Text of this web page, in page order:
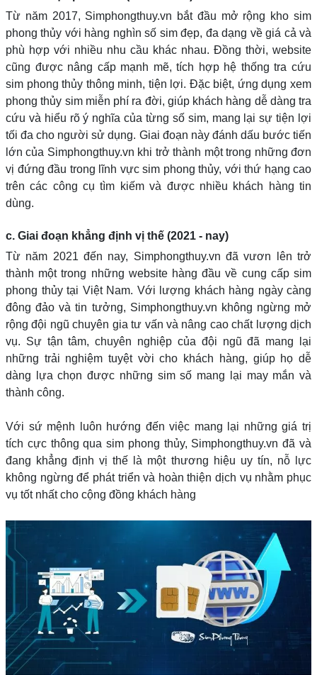
Từ năm 2017, Simphongthuy.vn bắt đầu mở rộng kho sim
phong thủy với hàng nghìn số sim đẹp, đa dạng về giá cả và
phù hợp với nhiều nhu cầu khác nhau. Đồng thời, website
cũng được nâng cấp mạnh mẽ, tích hợp hệ thống tra cứu
sim phong thủy thông minh, tiện lợi. Đặc biệt, ứng dụng xem
phong thủy sim miễn phí ra đời, giúp khách hàng dễ dàng tra
cứu và hiểu rõ ý nghĩa của từng số sim, mang lại sự tiện lợi
tối đa cho người sử dụng. Giai đoạn này đánh dấu bước tiến
lớn của Simphongthuy.vn khi trở thành một trong những đơn
vị đứng đầu trong lĩnh vực sim phong thủy, với thứ hạng cao
trên các công cụ tìm kiếm và được nhiều khách hàng tin
dùng.
c. Giai đoạn khẳng định vị thế (2021 - nay)
Từ năm 2021 đến nay, Simphongthuy.vn đã vươn lên trở
thành một trong những website hàng đầu về cung cấp sim
phong thủy tại Việt Nam. Với lượng khách hàng ngày càng
đông đảo và tin tưởng, Simphongthuy.vn không ngừng mở
rộng đội ngũ chuyên gia tư vấn và nâng cao chất lượng dịch
vụ. Sự tận tâm, chuyên nghiệp của đội ngũ đã mang lại
những trải nghiệm tuyệt vời cho khách hàng, giúp họ dễ
dàng lựa chọn được những sim số mang lại may mắn và
thành công.
Với sứ mệnh luôn hướng đến việc mang lại những giá trị
tích cực thông qua sim phong thủy, Simphongthuy.vn đã và
đang khẳng định vị thế là một thương hiệu uy tín, nỗ lực
không ngừng để phát triển và hoàn thiện dịch vụ nhằm phục
vụ tốt nhất cho cộng đồng khách hàng